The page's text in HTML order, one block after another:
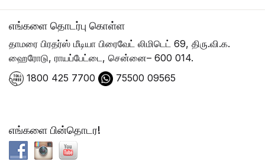
எங்களை தொடர்பு கொள்ள
தாமரை பிரதர்ஸ் மீடியா பிரைவேட் லிமிடெட் 69, திரு.வி.க.
ஹைரோடு, ராயப்பேட்டை, சென்னை– 600 014.
1800 425 7700
75500 09565
எங்களை பின்தொடர!